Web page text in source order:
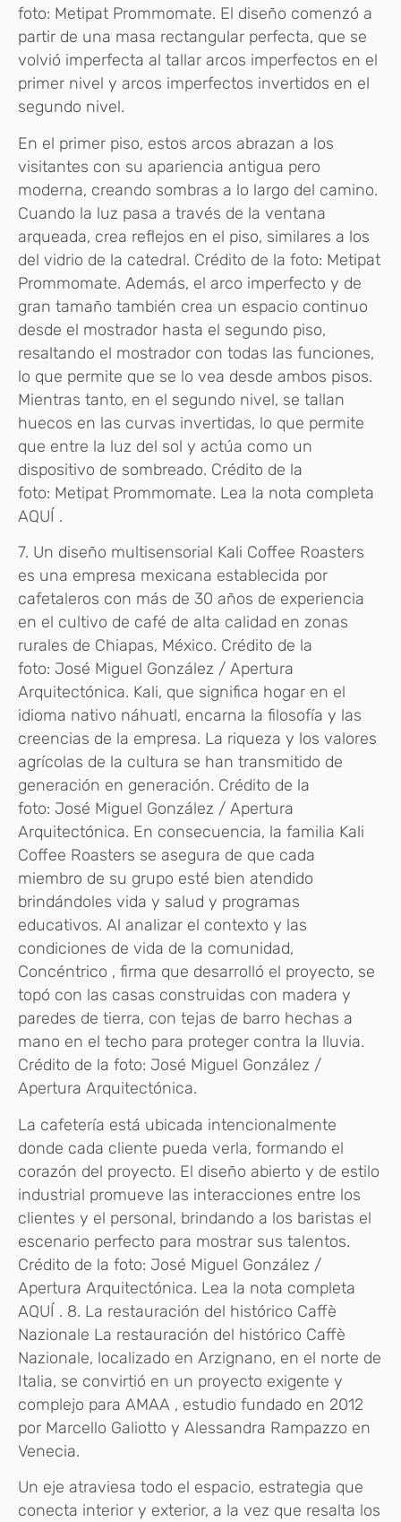
foto: Metipat Prommomate. El diseño comenzó a
partir de una masa rectangular perfecta, que se
volvió imperfecta al tallar arcos imperfectos en el
primer nivel y arcos imperfectos invertidos en el
segundo nivel.
En el primer piso, estos arcos abrazan a los
visitantes con su apariencia antigua pero
moderna, creando sombras a lo largo del camino.
Cuando la luz pasa a través de la ventana
arqueada, crea reflejos en el piso, similares a los
del vidrio de la catedral. Crédito de la foto: Metipat
Prommomate. Además, el arco imperfecto y de
gran tamaño también crea un espacio continuo
desde el mostrador hasta el segundo piso,
resaltando el mostrador con todas las funciones,
lo que permite que se lo vea desde ambos pisos.
Mientras tanto, en el segundo nivel, se tallan
huecos en las curvas invertidas, lo que permite
que entre la luz del sol y actúa como un
dispositivo de sombreado. Crédito de la
foto: Metipat Prommomate. Lea la nota completa
AQUÍ .
7. Un diseño multisensorial Kali Coffee Roasters
es una empresa mexicana establecida por
cafetaleros con más de 30 años de experiencia
en el cultivo de café de alta calidad en zonas
rurales de Chiapas, México. Crédito de la
foto: José Miguel González / Apertura
Arquitectónica. Kali, que significa hogar en el
idioma nativo náhuatl, encarna la filosofía y las
creencias de la empresa. La riqueza y los valores
agrícolas de la cultura se han transmitido de
generación en generación. Crédito de la
foto: José Miguel González / Apertura
Arquitectónica. En consecuencia, la familia Kali
Coffee Roasters se asegura de que cada
miembro de su grupo esté bien atendido
brindándoles vida y salud y programas
educativos. Al analizar el contexto y las
condiciones de vida de la comunidad,
Concéntrico , firma que desarrolló el proyecto, se
topó con las casas construidas con madera y
paredes de tierra, con tejas de barro hechas a
mano en el techo para proteger contra la lluvia.
Crédito de la foto: José Miguel González /
Apertura Arquitectónica.
La cafetería está ubicada intencionalmente
donde cada cliente pueda verla, formando el
corazón del proyecto. El diseño abierto y de estilo
industrial promueve las interacciones entre los
clientes y el personal, brindando a los baristas el
escenario perfecto para mostrar sus talentos.
Crédito de la foto: José Miguel González /
Apertura Arquitectónica. Lea la nota completa
AQUÍ . 8. La restauración del histórico Caffè
Nazionale La restauración del histórico Caffè
Nazionale, localizado en Arzignano, en el norte de
Italia, se convirtió en un proyecto exigente y
complejo para AMAA , estudio fundado en 2012
por Marcello Galiotto y Alessandra Rampazzo en
Venecia.
Un eje atraviesa todo el espacio, estrategia que
conecta interior y exterior, a la vez que resalta los